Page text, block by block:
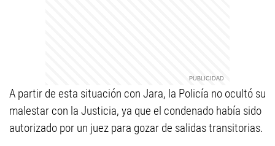
A partir de esta situación con Jara, la Policía no ocultó su
malestar con la Justicia, ya que el condenado había sido
autorizado por un juez para gozar de salidas transitorias.